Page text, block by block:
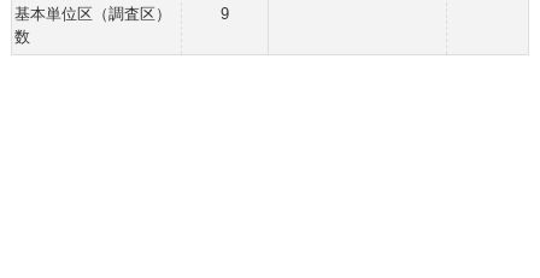
基本単位区（調査区）
数
9